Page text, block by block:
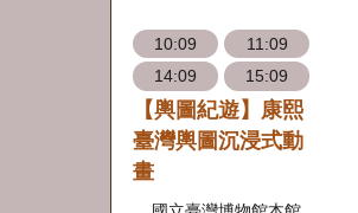
10:09
11:09
14:09
15:09
【輿圖紀遊】康熙
臺灣輿圖沉浸式動
畫